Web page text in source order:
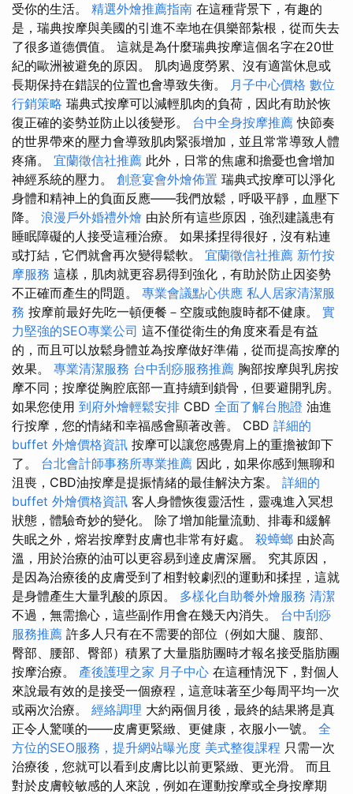
受你的生活。 精選外燴推薦指南 在這種背景下，有趣的
是，瑞典按摩與美國的引進不幸地在俱樂部紮根，從而失去
了很多道德價值。 這就是為什麼瑞典按摩這個名字在20世
紀的歐洲被避免的原因。 肌肉過度勞累、沒有適當休息或
長期保持在錯誤的位置也會導致失衡。 月子中心價格 數位
行銷策略 瑞典式按摩可以減輕肌肉的負荷，因此有助於恢
復正確的姿勢並防止以後變形。 台中全身按摩推薦快節奏
的世界帶來的壓力會導致肌肉緊張增加，並且常常導致人體
疼痛。 宜蘭徵信社推薦 此外，日常的焦慮和擔憂也會增加
神經系統的壓力。 創意宴會外燴佈置 瑞典式按摩可以淨化
身體和精神上的負面反應——我們放鬆，呼吸平靜，血壓下
降。 浪漫戶外婚禮外燴 由於所有這些原因，強烈建議患有
睡眠障礙的人接受這種治療。 如果揉捏得很好，沒有粘連
或打結，它們就會再次變得鬆軟。 宜蘭徵信社推薦 新竹按
摩服務 這樣，肌肉就更容易得到強化，有助於防止因姿勢
不正確而產生的問題。 專業會議點心供應 私人居家清潔服
務 按摩前最好先吃一頓便餐－空腹或飽腹時都不健康。 實
力堅強的SEO專業公司 這不僅從衛生的角度來看是有益
的，而且可以放鬆身體並為按摩做好準備，從而提高按摩的
效果。 專業清潔服務 台中刮痧服務推薦 胸部按摩與乳房按
摩不同；按摩從胸腔底部一直持續到鎖骨，但要避開乳房。
如果您使用 到府外燴輕鬆安排 CBD 全面了解台胞證 油進
行按摩，您的情緒和幸福感會顯著改善。 CBD 詳細的
buffet 外燴價格資訊 按摩可以讓您感覺肩上的重擔被卸下
了。 台北會計師事務所專業推薦 因此，如果你感到無聊和
沮喪，CBD油按摩是提振情緒的最佳解決方案。 詳細的
buffet 外燴價格資訊 客人身體恢復靈活性，靈魂進入冥想
狀態，體驗奇妙的變化。 除了增加能量流動、排毒和緩解
失眠之外，熔岩按摩對皮膚也非常有好處。 殺蟑螂 由於高
溫，用於治療的油可以更容易到達皮膚深層。 究其原因，
是因為治療後的皮膚受到了相對較劇烈的運動和揉捏，這就
是身體產生大量乳酸的原因。 多樣化自助餐外燴服務 清潔
不過，無需擔心，這些副作用會在幾天內消失。 台中刮痧
服務推薦 許多人只有在不需要的部位（例如大腿、腹部、
臀部、腰部、臀部）積累了大量脂肪團時才報名接受脂肪團
按摩治療。 產後護理之家 月子中心 在這種情況下，對個人
來說最有效的是接受一個療程，這意味著至少每周平均一次
或兩次治療。 經絡調理 大約兩個月後，最終的結果將是真
正令人驚嘆的——皮膚更緊緻、更健康，衣服小一號。 全
方位的SEO服務，提升網站曝光度 美式整復課程 只需一次
治療後，您就可以看到皮膚比以前更緊緻、更光滑。 而且
對於皮膚較敏感的人來說，例如在運動按摩或全身按摩期